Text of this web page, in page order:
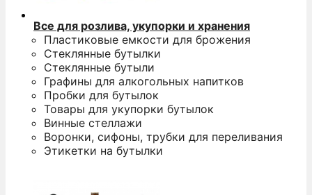
Все для розлива, укупорки и хранения
Пластиковые емкости для брожения
Стеклянные бутылки
Стеклянные бутыли
Графины для алкогольных напитков
Пробки для бутылок
Товары для укупорки бутылок
Винные стеллажи
Воронки, сифоны, трубки для переливания
Этикетки на бутылки